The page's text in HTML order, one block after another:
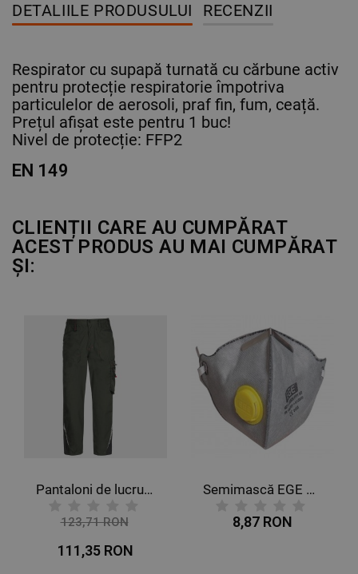
DETALIILE PRODUSULUI RECENZII
Respirator cu supapă turnată cu cărbune activ
pentru protecție respiratorie împotriva
particulelor de aerosoli, praf fin, fum, ceață.
Prețul afișat este pentru 1 buc!
Nivel de protecție: FFP2
EN 149
CLIENȚII CARE AU CUMPĂRAT
ACEST PRODUS AU MAI CUMPĂRAT
ȘI:
Pantaloni de lucru PRISMA LIGHT STRETCH KAKI/NEGRU
123,71 RON
111,35 RON
Semimască EGE 4О21 FFP1 NR D
8,87 RON